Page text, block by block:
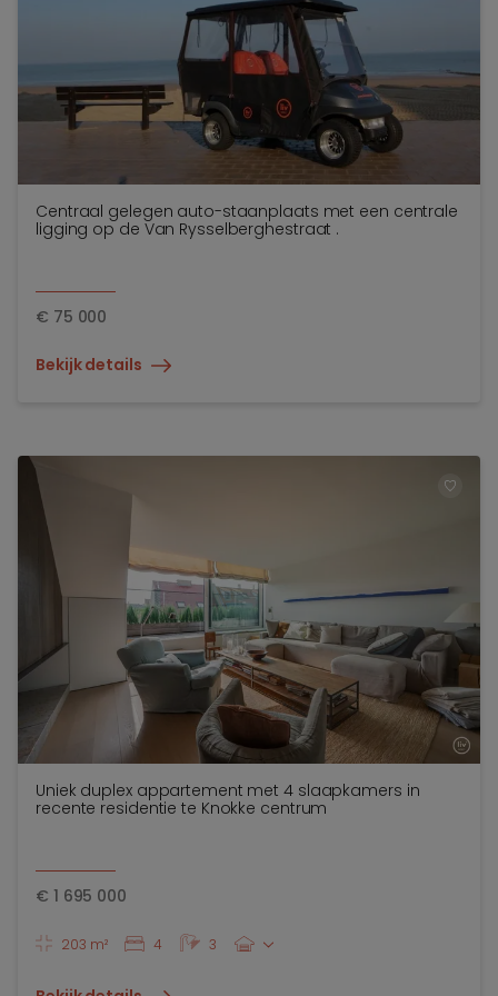
Centraal gelegen auto-staanplaats met een centrale
ligging op de Van Rysselberghestraat .
€ 75 000
Bekijk details
Uniek duplex appartement met 4 slaapkamers in
recente residentie te Knokke centrum
€ 1 695 000
203 m² 4 3